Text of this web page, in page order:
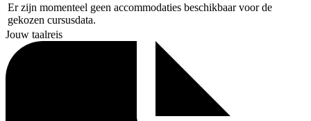
Er zijn momenteel geen accommodaties beschikbaar voor de
gekozen cursusdata.
Jouw taalreis